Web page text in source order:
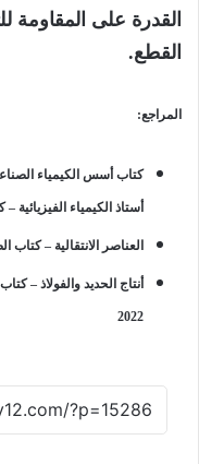
القدرة على المقاومة
القطع.
المراجع:
أستاذ الكيمياء الفيزيائية
العناصر الانتقالية – كتاب
أنتاج الحديد والفولاذ –
2022